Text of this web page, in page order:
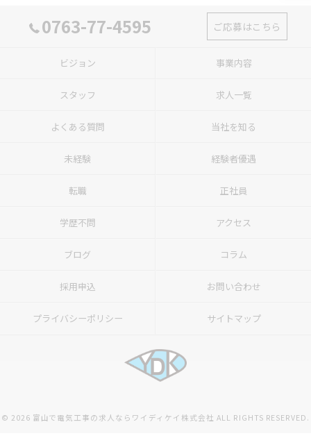
0763-77-4595 ご応募はこちら
ビジョン 事業内容
スタッフ 求人一覧
よくある質問 当社を知る
未経験 経験者優遇
転職 正社員
学歴不問 アクセス
ブログ コラム
採用申込 お問い合わせ
プライバシーポリシー サイトマップ
© 2026 富山で電気工事の求人ならワイディケイ株式会社 ALL RIGHTS RESERVED.